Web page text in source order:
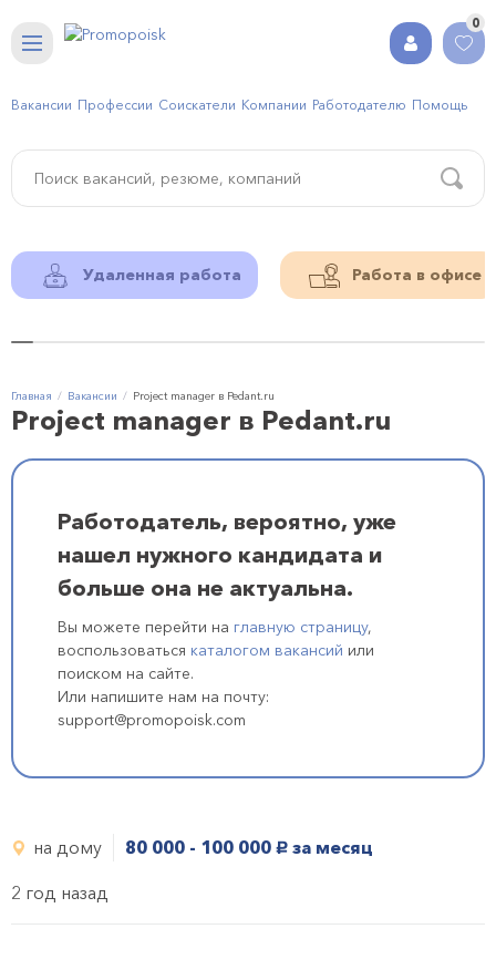
0
Вакансии Профессии Соискатели Компании Работодателю Помощь
Удаленная работа Работа в офисе
Главная Вакансии Project manager в Pedant.ru
Project manager в Pedant.ru
Работодатель, вероятно, уже
нашел нужного кандидата и
больше она не актуальна.
Вы можете перейти на главную страницу,
воспользоваться каталогом вакансий или
поиском на сайте.
Или напишите нам на почту:
support@promopoisk.com
на дому 80 000 - 100 000 руб. за месяц
2 год назад